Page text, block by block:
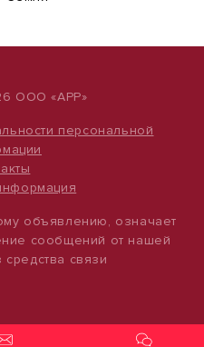
ООО «АРР»
персональной
объявлению, означает
сообщений от нашей
связи